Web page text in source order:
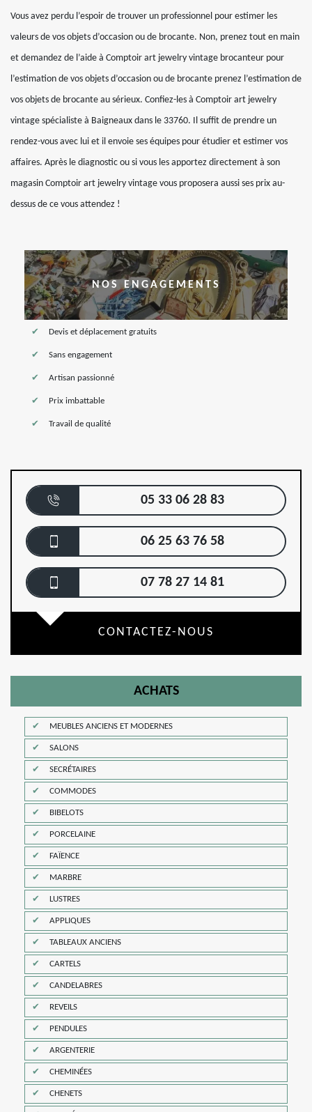
Vous avez perdu l’espoir de trouver un professionnel pour estimer les
valeurs de vos objets d’occasion ou de brocante. Non, prenez tout en main
et demandez de l’aide à Comptoir art jewelry vintage brocanteur pour
l’estimation de vos objets d’occasion ou de brocante prenez l’estimation de
vos objets de brocante au sérieux. Confiez-les à Comptoir art jewelry
vintage spécialiste à Baigneaux dans le 33760. Il suffit de prendre un
rendez-vous avec lui et il envoie ses équipes pour étudier et estimer vos
affaires. Après le diagnostic ou si vous les apportez directement à son
magasin Comptoir art jewelry vintage vous proposera aussi ses prix au-
dessus de ce vous attendez !
NOS ENGAGEMENTS
Devis et déplacement gratuits
Sans engagement
Artisan passionné
Prix imbattable
Travail de qualité
05 33 06 28 83
06 25 63 76 58
07 78 27 14 81
CONTACTEZ-NOUS
ACHATS
MEUBLES ANCIENS ET MODERNES
SALONS
SECRÉTAIRES
COMMODES
BIBELOTS
PORCELAINE
FAÏENCE
MARBRE
LUSTRES
APPLIQUES
TABLEAUX ANCIENS
CARTELS
CANDELABRES
REVEILS
PENDULES
ARGENTERIE
CHEMINÉES
CHENETS